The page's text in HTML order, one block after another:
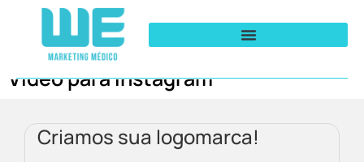
Vídeo para Instagram
Criamos sua logomarca!